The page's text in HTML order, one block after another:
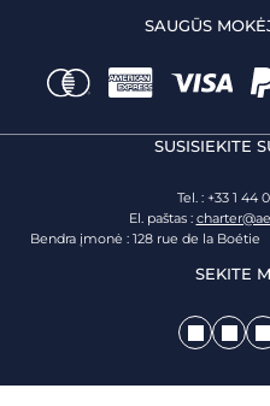
SAUGŪS
SUSISIEKITE
Tel. : +33 1 44
El. paštas :
Bendra įmonė : 128 rue de la
SEKITE